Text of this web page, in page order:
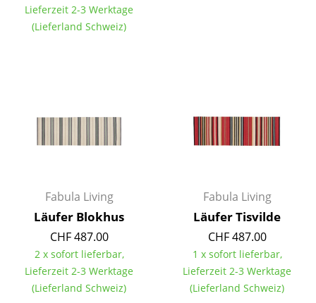
TV Möbel
Kleinaufbewahrung
Licht
Hängeleuchten & Deckenleuchten
Tischleuchten
Lieferzeit 2-3 Werktage
(Lieferland Schweiz)
Fabula Living
Läufer Blokhus
CHF 487.00
2 x sofort lieferbar,
Lieferzeit 2-3 Werktage
(Lieferland Schweiz)
Fabula Living
Läufer Tisvilde
CHF 487.00
1 x sofort lieferbar,
Lieferzeit 2-3 Werktage
(Lieferland Schweiz)